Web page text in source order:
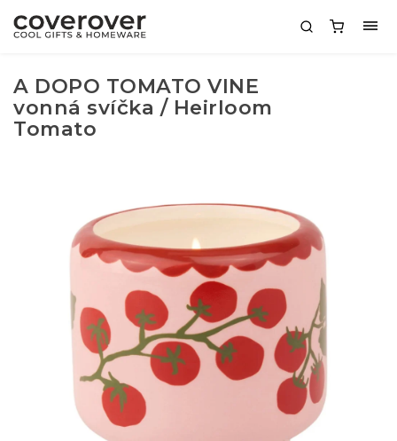
A DOPO TOMATO VINE
vonná svíčka / Heirloom
Tomato